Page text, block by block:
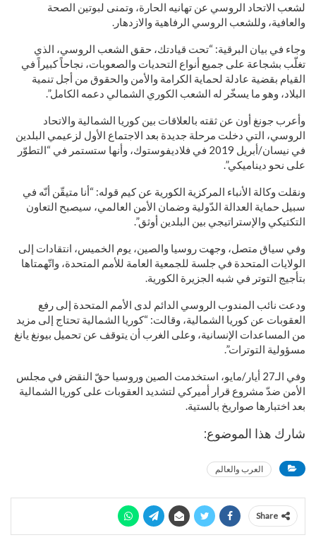
لشعب الاتحاد الروسي عن تهانيه الحارة، وتمنى لبوتين الصحة
والعافية، وللشعب الروسي الرفاهية والازدهار.
وجاء في بيان البرقية: “تحت قيادتك، حقق الشعب الروسي، الذي
تغلّب بشجاعة على جميع أنواع التحديات والصعوبات، نجاحاً كبيراً في
القيام بقضية عادلة لحماية الكرامة والأمن والحقوق من أجل تنمية
البلاد، وهو ما يسخّر له الشعب الكوري الشمالي دعمه الكامل”.
وأعرب جونغ أون عن ثقته بالعلاقات بين كوريا الشمالية والاتحاد
الروسي، التي دخلت مرحلة جديدة بعد الاجتماع الأول لزعيمي البلدين
في نيسان/أبريل 2019 في فلاديفوستوك، وأنها ستستمر في “التطوّر
على نحو ديناميكي”.
ونقلت وكالة الأنباء المركزية الكورية عن كيم قوله: “أنا متيقّن أنّه في
سبيل حماية العدالة الدّولية وضمان الأمن العالمي، سيصبح التعاون
التكتيكي والإستراتيجي بين البلدين أوثق”.
وفي سياق متصل، وجهت روسيا والصين، يوم الخميس، انتقادات إلى
الولايات المتحدة في جلسة للجمعية العامة للأمم المتحدة، واتّهمتاها
بتأجيج التوتر في شبه الجزيرة الكورية.
ودعت نائب المندوب الروسي الدائم لدى الأمم المتحدة إلى رفع
العقوبات عن كوريا الشمالية، وقالت: “كوريا الشمالية تحتاج إلى مزيد
من المساعدات الإنسانية، وعلى الغرب أن يتوقف عن تحميل بيونغ يانغ
مسؤولية التوترات”.
وفي الـ27 أيار/مايو، استخدمت الصين وروسيا حقّ النقض في مجلس
الأمن ضدّ مشروع قرار أميركي لتشديد العقوبات على كوريا الشمالية
بعد اختبارها صواريخ بالستية.
شارك هذا الموضوع:
العرب والعالم
Share